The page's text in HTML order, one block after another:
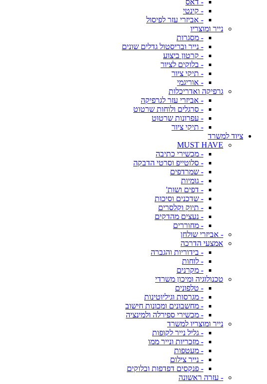
- דאס
- קינטי
- אביזרי עזר לפיסול
נייר ומוצריו
- מסגרות
- נייר ובריסטול גדלים שונים
- קרטון ביצוע
- בלוקים לציור
- תיקי ציור
- אוריגמי
גרפיקה ואדריכלות
- אביזרי עזר לגרפיקה
- סרגלים ולוחות שרטוט
- עפרונות שרטוט
- תיקי ציור
ציוד למשרד
MUST HAVE
- מכשירי כתיבה
- סלוטייפ וסרטי הדבקה
- שמרדפים
- גומיות
- דפים ושות'
- שדכנים וסיכות
- תיוק וקלסרים
- נעצים מהדקים
- מחוררים
- אביזרי שולחן
אמצעי הדרכה
- בידוריות והגברה
- לוחות
- מקרנים
טכנולוגיה ומיכון משרדי
- טלפונים
- מגרסות וגיליוטינות
- מחשבונים ומכונות חישוב
- מכשירי ספירלה ולמינציה
נייר ומוצריו למשרד
- גליל נייר לקופות
- מזכריות ונייר ממו
- מעטפות
- נייר צילום
- פנקסים דפדפות ובלוקים
- עזרה ראשונה